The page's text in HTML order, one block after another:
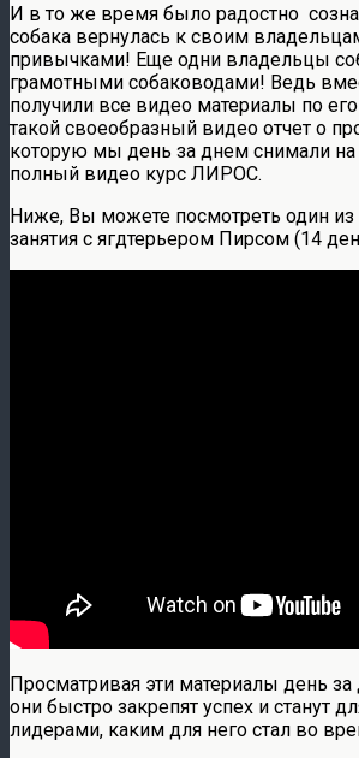
И в то же время было радостно
собака вернулась к своим
привычками! Еще одни владельцы
грамотными собаководами! Ведь
получили все видео материалы по
такой своеобразный видео отчет о
которую мы день за днем снимали
полный видео курс ЛИРОС.
Ниже, Вы можете посмотреть один из
занятия с ягдтерьером Пирсом (14
Просматривая эти материалы день за
они быстро закрепят успех и станут
лидерами, каким для него стал во